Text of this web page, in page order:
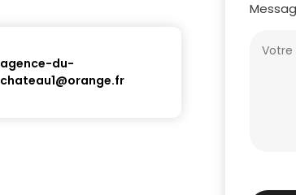
agence-du-
chateau1@orange.fr